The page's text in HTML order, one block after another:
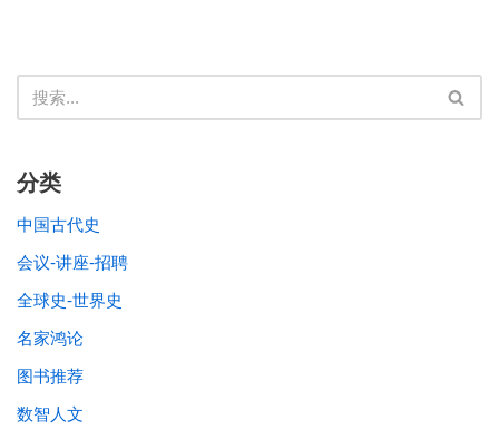
分类
中国古代史
会议-讲座-招聘
全球史-世界史
名家鸿论
图书推荐
数智人文